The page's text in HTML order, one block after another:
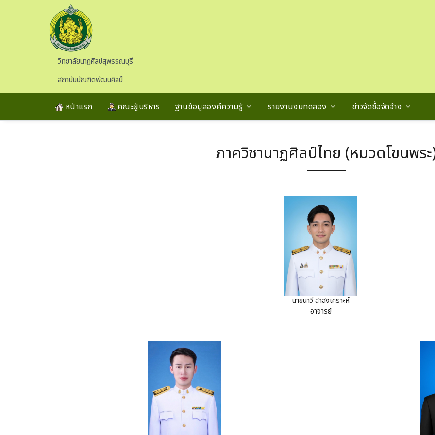
Skip to main content
วิทยาลัยนาฏศิลปสุพรรณบุรี
สถาบันบัณฑิตพัฒนศิลป์
หน้าแรก คณะผู้บริหาร ฐานข้อมูลองค์ความรู้ รายงานงบทดลอง ข่าวจัดซื้อจัดจ้าง
ภาควิชานาฏศิลป์ไทย (หมวดโขนพร
นายนาวี สาสงเคราะห์
อาจารย์